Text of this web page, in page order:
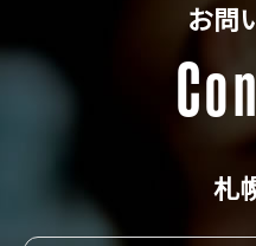
お問
札